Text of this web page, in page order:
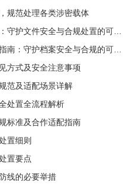
规范处理各类涉密载体
文件安全与合规处置的可靠选择
守护档案安全与合规的可靠伙伴
方式及安全注意事项
范及适配场景详解
处置全流程解析
标准及合作适配指南
置细则
置要点
线的必要举措